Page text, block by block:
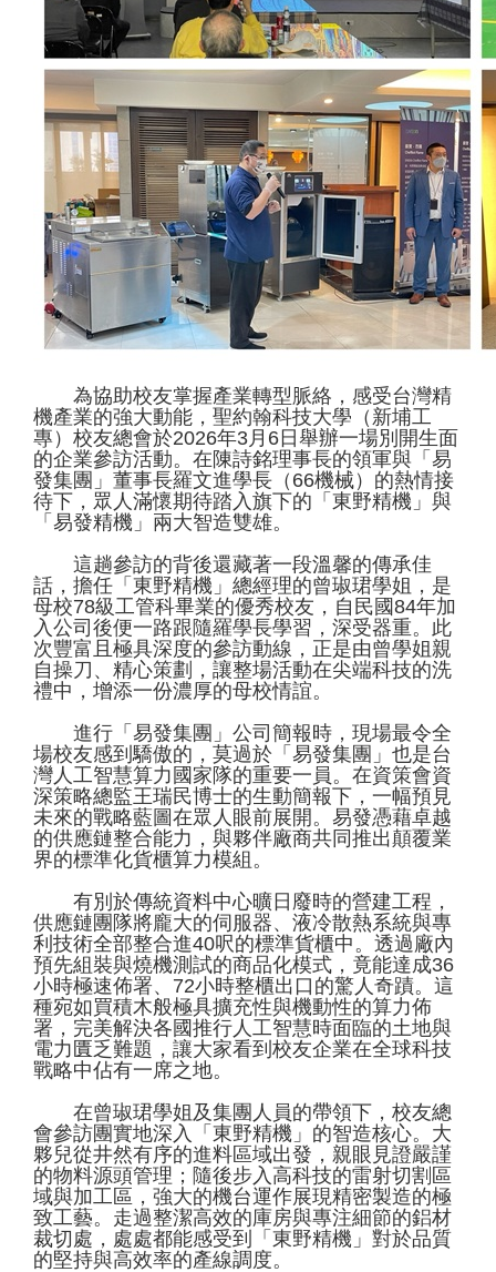
為協助校友掌握產業轉型脈絡，感受台灣精
機產業的強大動能，聖約翰科技大學（新埔工
專）校友總會於2026年3月6日舉辦一場別開生面
的企業參訪活動。在陳詩銘理事長的領軍與「易
發集團」董事長羅文進學長（66機械）的熱情接
待下，眾人滿懷期待踏入旗下的「東野精機」與
「易發精機」兩大智造雙雄。
這趟參訪的背後還藏著一段溫馨的傳承佳
話，擔任「東野精機」總經理的曾琡珺學姐，是
母校78級工管科畢業的優秀校友，自民國84年加
入公司後便一路跟隨羅學長學習，深受器重。此
次豐富且極具深度的參訪動線，正是由曾學姐親
自操刀、精心策劃，讓整場活動在尖端科技的洗
禮中，增添一份濃厚的母校情誼。
進行「易發集團」公司簡報時，現場最令全
場校友感到驕傲的，莫過於「易發集團」也是台
灣人工智慧算力國家隊的重要一員。在資策會資
深策略總監王瑞民博士的生動簡報下，一幅預見
未來的戰略藍圖在眾人眼前展開。易發憑藉卓越
的供應鏈整合能力，與夥伴廠商共同推出顛覆業
界的標準化貨櫃算力模組。
有別於傳統資料中心曠日廢時的營建工程，
供應鏈團隊將龐大的伺服器、液冷散熱系統與專
利技術全部整合進40呎的標準貨櫃中。透過廠內
預先組裝與燒機測試的商品化模式，竟能達成36
小時極速佈署、72小時整櫃出口的驚人奇蹟。這
種宛如買積木般極具擴充性與機動性的算力佈
署，完美解決各國推行人工智慧時面臨的土地與
電力匱乏難題，讓大家看到校友企業在全球科技
戰略中佔有一席之地。
在曾琡珺學姐及集團人員的帶領下，校友總
會參訪團實地深入「東野精機」的智造核心。大
夥兒從井然有序的進料區域出發，親眼見證嚴謹
的物料源頭管理；隨後步入高科技的雷射切割區
域與加工區，強大的機台運作展現精密製造的極
致工藝。走過整潔高效的庫房與專注細節的鋁材
裁切處，處處都能感受到「東野精機」對於品質
的堅持與高效率的產線調度。